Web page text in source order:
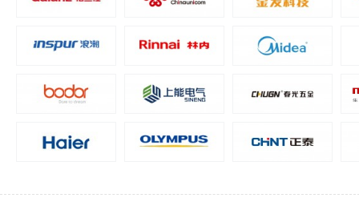
嘉吉投資（中國）有限公司 上海諾鼎生物科